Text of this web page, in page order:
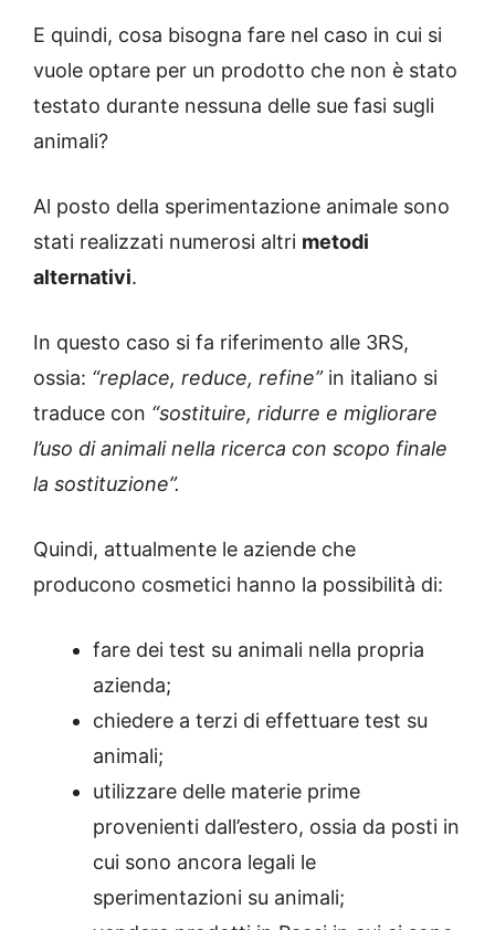
E quindi, cosa bisogna fare nel caso in cui si
vuole optare per un prodotto che non è stato
testato durante nessuna delle sue fasi sugli
animali?
Al posto della sperimentazione animale sono
stati realizzati numerosi altri metodi
alternativi.
In questo caso si fa riferimento alle 3RS,
ossia: “replace, reduce, refine”in italiano si
traduce con “sostituire, ridurre e migliorare
l’uso di animali nella ricerca con scopo finale
la sostituzione”.
Quindi, attualmente le aziende che
producono cosmetici hanno la possibilità di:
fare dei test su animali nella propria
azienda;
chiedere a terzi di effettuare test su
animali;
utilizzare delle materie prime
provenienti dall’estero, ossia da posti in
cui sono ancora legali le
sperimentazioni su animali;